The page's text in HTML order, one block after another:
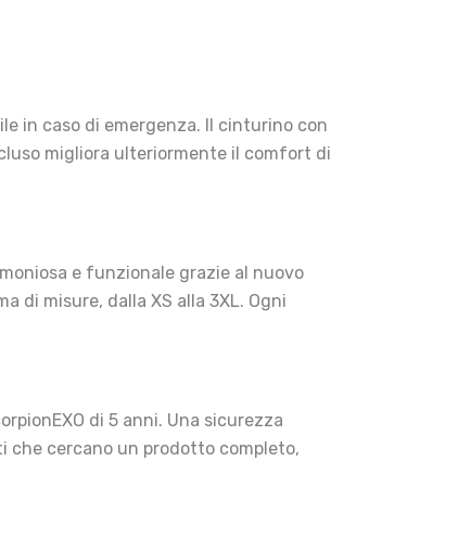
in caso di emergenza. Il cinturino con
migliora ulteriormente il comfort di
e funzionale grazie al nuovo
di misure, dalla XS alla 3XL. Ogni
di 5 anni. Una sicurezza
che cercano un prodotto completo,